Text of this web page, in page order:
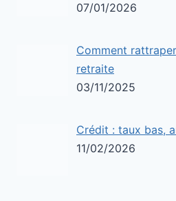
07/01/2026
Comment
retraite
03/11/2025
Crédit : taux bas,
11/02/2026